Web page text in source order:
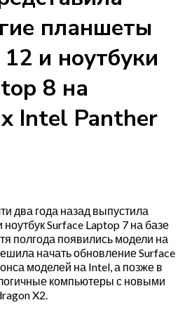
планшеты
и ноутбуки
8 на
Intel Panther
два года назад выпустила
Surface Laptop 7 на базе
полгода появились модели на
начать обновление Surface
моделей на Intel, а позже в
компьютеры с новыми
X2.